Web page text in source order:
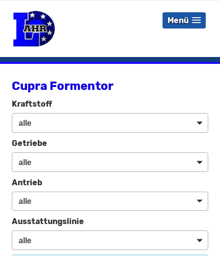
Menü
Cupra Formentor
Kraftstoff
Getriebe
Antrieb
Ausstattungslinie